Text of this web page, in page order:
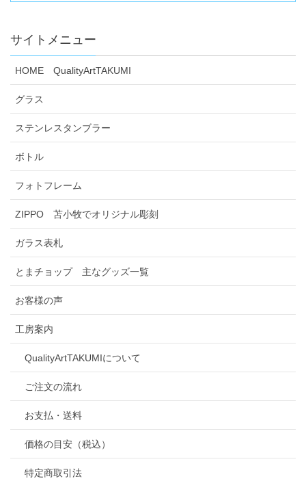
サイトメニュー
HOME QualityArtTAKUMI
グラス
ステンレスタンブラー
ボトル
フォトフレーム
ZIPPO 苫小牧でオリジナル彫刻
ガラス表札
とまチョップ 主なグッズ一覧
お客様の声
工房案内
QualityArtTAKUMIについて
ご注文の流れ
お支払・送料
価格の目安（税込）
特定商取引法